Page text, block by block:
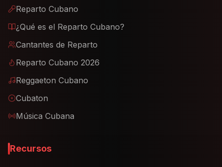
Reparto Cubano
¿Qué es el Reparto Cubano?
Cantantes de Reparto
Reparto Cubano 2026
Reggaeton Cubano
Cubaton
Música Cubana
Recursos